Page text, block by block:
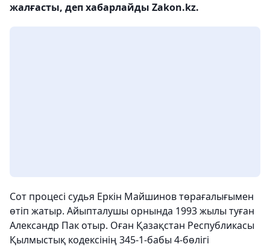
жалғасты, деп хабарлайды Zakon.kz.
Сот процесі судья Еркін Майшинов төрағалығымен
өтіп жатыр. Айыпталушы орнында 1993 жылы туған
Александр Пак отыр. Оған Қазақстан Республикасы
Қылмыстық кодексінің 345-1-бабы 4-бөлігі